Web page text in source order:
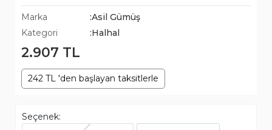
Marka
:Asil Gümüş
Kategori
:Halhal
2.907 TL
242 TL 'den başlayan taksitlerle
Seçenek: